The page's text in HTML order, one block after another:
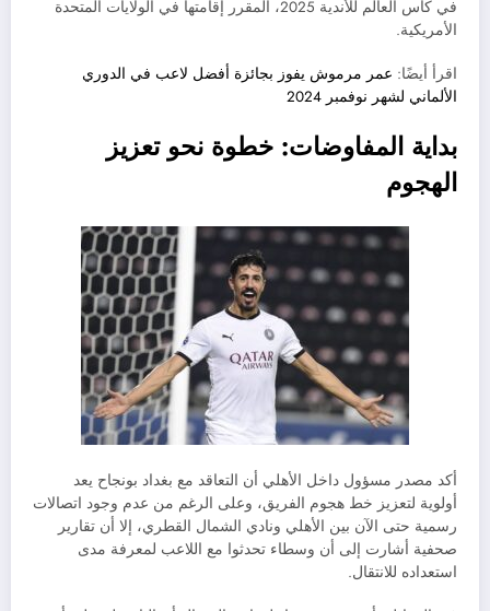
في كأس العالم للأندية 2025، المقرر إقامتها في الولايات المتحدة
الأمريكية.
اقرأ أيضًا: عمر مرموش يفوز بجائزة أفضل لاعب في الدوري
الألماني لشهر نوفمبر 2024
بداية المفاوضات: خطوة نحو تعزيز
الهجوم
أكد مصدر مسؤول داخل الأهلي أن التعاقد مع بغداد بونجاح يعد
أولوية لتعزيز خط هجوم الفريق، وعلى الرغم من عدم وجود اتصالات
رسمية حتى الآن بين الأهلي ونادي الشمال القطري، إلا أن تقارير
صحفية أشارت إلى أن وسطاء تحدثوا مع اللاعب لمعرفة مدى
استعداده للانتقال.